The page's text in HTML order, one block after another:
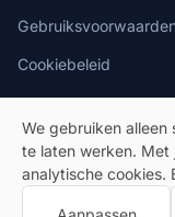
Cookiebeleid
© 2026
We gebruiken
te laten werken. Met
analytische cookies.